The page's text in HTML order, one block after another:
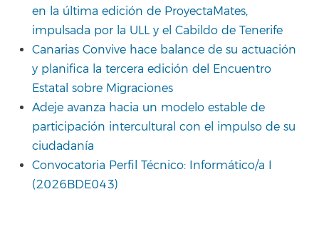
en la última edición de ProyectaMates,
impulsada por la ULL y el Cabildo de Tenerife
Canarias Convive hace balance de su actuación
y planifica la tercera edición del Encuentro
Estatal sobre Migraciones
Adeje avanza hacia un modelo estable de
participación intercultural con el impulso de su
ciudadanía
Convocatoria Perfil Técnico: Informático/a I
(2026BDE043)